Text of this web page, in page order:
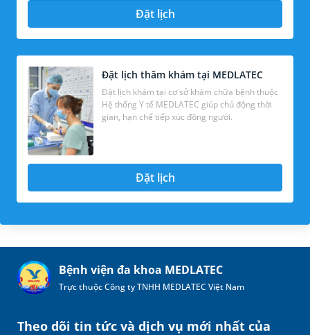
Đặt lịch
Đặt lịch thăm khám tại MEDLATEC
Đặt lịch khám tại cơ sở khám chữa bệnh thuộc
Hệ thống Y tế MEDLATEC giúp chủ động thời
gian, hạn chế tiếp xúc đông người.
Đặt lịch
Bệnh viện đa khoa MEDLATEC
Trực thuộc Công ty TNHH MEDLATEC Việt Nam
Theo dõi tin tức và dịch vụ mới nhất của